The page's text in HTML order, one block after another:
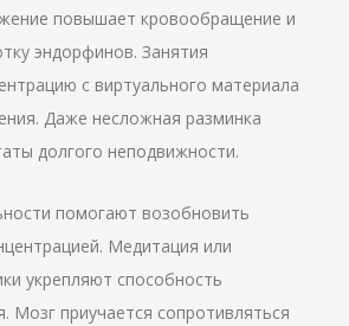
повышает кровообращение и
эндорфинов. Занятия
с виртуального материала
Даже несложная разминка
долгого неподвижности.
помогают возобновить
Медитация или
укрепляют способность
Мозг приучается сопротивляться